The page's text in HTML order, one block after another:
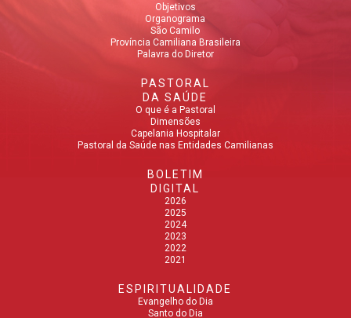
Objetivos
Organograma
São Camilo
Província Camiliana Brasileira
Palavra do Diretor
PASTORAL
DA SAÚDE
O que é a Pastoral
Dimensões
Capelania Hospitalar
Pastoral da Saúde nas Entidades Camilianas
BOLETIM
DIGITAL
2026
2025
2024
2023
2022
2021
ESPIRITUALIDADE
Evangelho do Dia
Santo do Dia